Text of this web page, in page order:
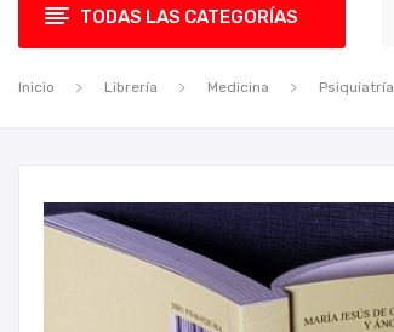
TODAS LAS CATEGORÍAS
Inicio Librería Medicina Psiquiatría